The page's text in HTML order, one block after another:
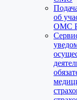
об
ОМС